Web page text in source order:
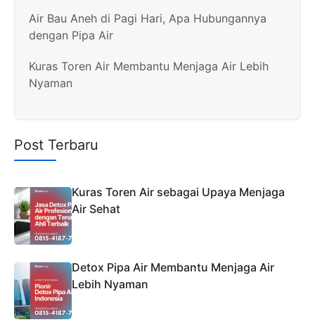
Air Bau Aneh di Pagi Hari, Apa Hubungannya
dengan Pipa Air
Kuras Toren Air Membantu Menjaga Air Lebih
Nyaman
Post Terbaru
Kuras Toren Air sebagai Upaya Menjaga
Air Sehat
Detox Pipa Air Membantu Menjaga Air
Lebih Nyaman